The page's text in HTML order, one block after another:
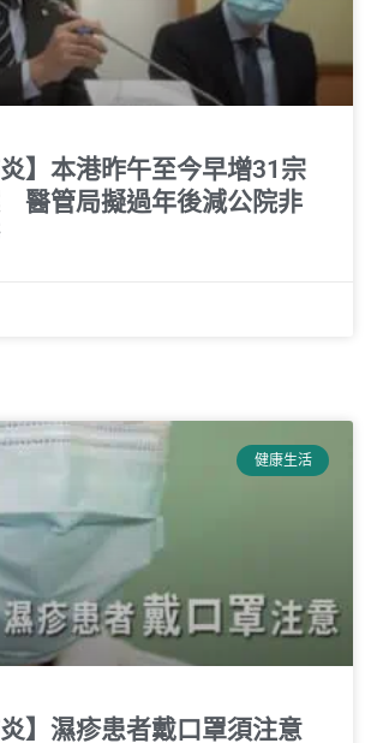
炎】本港昨午至今早增31宗
醫管局擬過年後減公院非
健康生活
炎】濕疹患者戴口罩須注意